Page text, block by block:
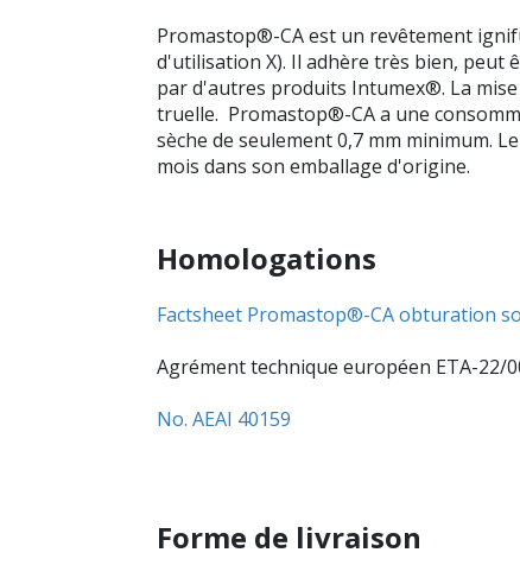
Promastop®-CA est un revêtement
d'utilisation X). Il adhère très bien, peut
par d'autres produits Intumex®. La
truelle. Promastop®-CA a une
sèche de seulement 0,7 mm minimum.
mois dans son emballage d'origine.
Homologations
Factsheet Promastop®-CA obturation
Agrément technique européen ETA-22/
No. AEAI 40159
Forme de livraison